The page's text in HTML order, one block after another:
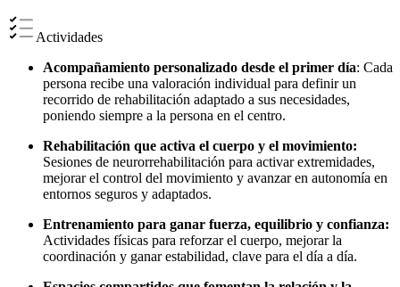
Actividades
Acompañamiento personalizado desde el primer día: Cada
persona recibe una valoración individual para definir un
recorrido de rehabilitación adaptado a sus necesidades,
poniendo siempre a la persona en el centro.
Rehabilitación que activa el cuerpo y el movimiento:
Sesiones de neurorrehabilitación para activar extremidades,
mejorar el control del movimiento y avanzar en autonomía en
entornos seguros y adaptados.
Entrenamiento para ganar fuerza, equilibrio y confianza:
Actividades físicas para reforzar el cuerpo, mejorar la
coordinación y ganar estabilidad, clave para el día a día.